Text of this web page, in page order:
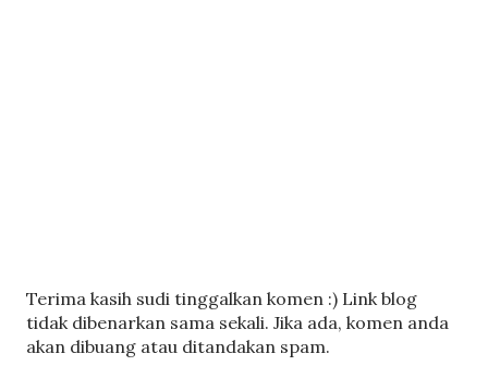
C
a
t
Terima kasih sudi tinggalkan komen :) Link blog
tidak dibenarkan sama sekali. Jika ada, komen anda
akan dibuang atau ditandakan spam.